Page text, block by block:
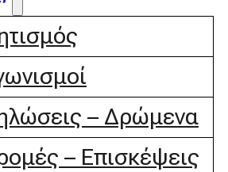
– Δρώμενα
– Επισκέψεις